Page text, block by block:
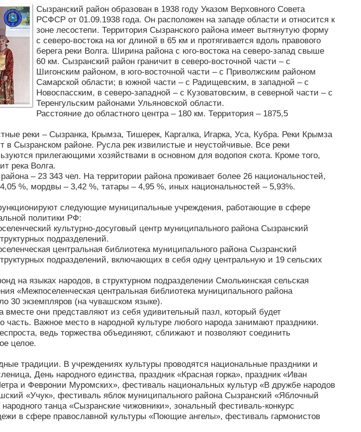
Сызранский район образован в 1938 году Указом Верховного Совета
РСФСР от 01.09.1938 года. Он расположен на западе области и относится к
зоне лесостепи. Территория Сызранского района имеет вытянутую форму
с северо-востока на юг длиной в 65 км и протягивается вдоль правового
берега реки Волга. Ширина района с юго-востока на северо-запад свыше
60 км. Сызранский район граничит в северо-восточной части – с
Шигонским районом, в юго-восточной части – с Приволжским районом
Самарской области; в южной части – с Радищевским, в западной – с
Новоспасским, в северо-западной – с Кузоватовским, в северной части – с
Теренгульским районами Ульяновской области.
Расстояние до областного центра – 180 км. Территория – 1875,5
реки – Сызранка, Крымза, Тишерек, Каргалка, Игарка, Уса, Кубра. Реки Крымза
в Сызранском районе. Русла рек извилистые и неустойчивые. Все реки
прилегающими хозяйствами в основном для водопоя скота. Кроме того,
река Волга.
– 23 343 чел. На территории района проживает более 26 национальностей,
%, мордвы – 3,42 %, татары – 4,95 %, иных национальностей – 5,93%.
следующие муниципальные учреждения, работающие в сфере
политики РФ:
культурно-досуговый центр муниципального района Сызранский
подразделений.
центральная библиотека муниципального района Сызранский
подразделений, включающих в себя одну центральную и 19 сельских
на языках народов, в структурном подразделении Смолькинская сельская
«Межпоселенческая центральная библиотека муниципального района
30 экземпляров (на чувашском языке).
вместе они представляют из себя удивительный пазл, который будет
часть. Важное место в народной культуре любого народа занимают праздники.
ведь торжества объединяют, сближают и позволяют соединить
целое.
традиции. В учреждениях культуры проводятся национальные праздники и
День народного единства, праздник «Красная горка», праздник «Иван
и Февронии Муромских», фестиваль национальных культур «В дружбе народов
«Учук», фестиваль яблок муниципального района Сызранский «Яблочный
танца «Сызранские чижовники», зональный фестиваль-конкурс
в сфере православной культуры «Поющие ангелы», фестиваль гармонистов